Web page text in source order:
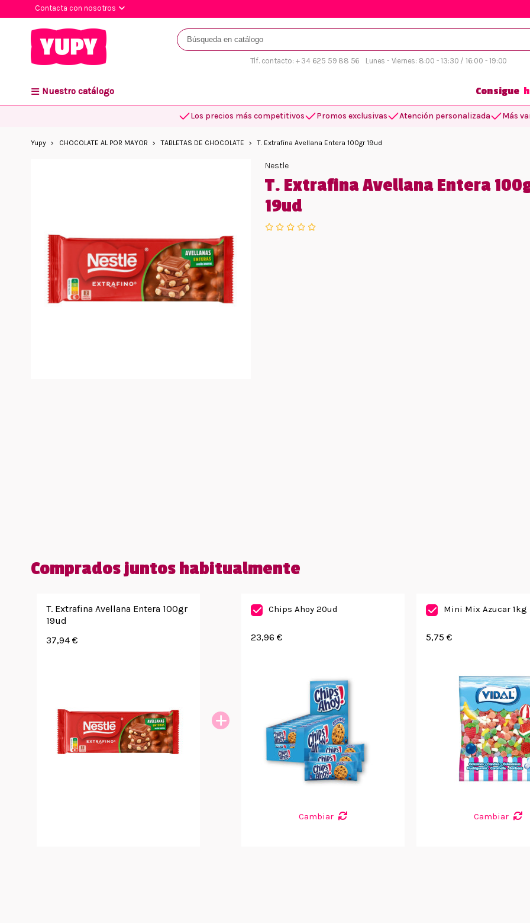
Contacta con nosotros
Tlf. contacto: + 34 625 59 88 56 Lunes - Viernes: 8:00 - 13:30 / 16:00 - 19:00
Nuestro catálogo Consigue
Los precios más competitivos Promos exclusivas Atención personalizada Más
Yupy CHOCOLATE AL POR MAYOR TABLETAS DE CHOCOLATE T. Extrafina Avellana Entera 100gr 19ud
Nestle
T. Extrafina Avellana Entera
19ud
Comprados juntos habitualmente
T. Extrafina Avellana Entera 100gr
19ud
37,94 €
Chips Ahoy 20ud
23,96 €
Cambiar
Mini Mix Azucar 1kg
5,75 €
Cambiar